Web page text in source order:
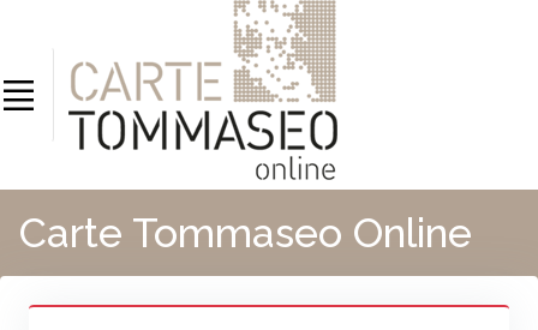
Carte Tommaseo Online